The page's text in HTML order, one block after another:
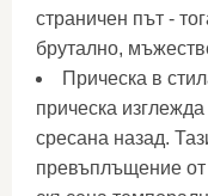
страничен път -
брутално,
Прическа в
прическа
сресана назад.
превъплъщение